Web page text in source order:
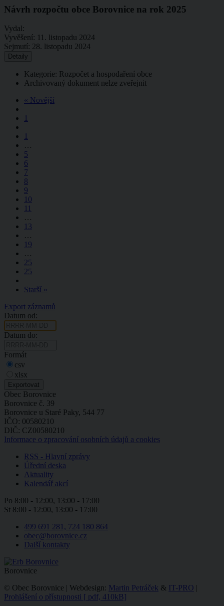
Návrh rozpočtu obce Borovnice na rok 2025
Vydal:
Vyvěšení: 11. listopadu 2024
Sejmutí: 28. listopadu 2024
Detaily
Kategorie: Rozpočet a hospodaření obce
Archivovaný dokument nelze zveřejnit
« Novější
1
1
…
5
6
7
8
9
10
11
…
13
…
19
…
25
25
Starší »
Export záznamů
Datum od:
Datum do:
Formát
csv
xlsx
Obec Borovnice
Borovnice č. 39
Borovnice u Staré Paky, 544 77
IČO: 00580210
DIČ: CZ00580210
Informace o zpracování osobních údajů a cookies
RSS - Hlavní zprávy
Úřední deska
Aktuality
Kalendář akcí
Po 8:00 - 12:00, 13:00 - 17:00
St 8:00 - 12:00, 13:00 - 17:00
499 691 281, 724 180 864
obec@borovnice.cz
Další kontakty
Borovnice
© Obec Borovnice | Webdesign: Martin Petráček & IT-PRO |
Prohlášení o přístupnosti [ pdf, 410kB]